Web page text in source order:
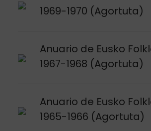
1969-1970 (Agortuta)
Anuario de Eusko
1967-1968 (Agortuta)
Argitalpena ikusi
Anuario de Eusko
1965-1966 (Agortuta)
Argitalpena ikusi